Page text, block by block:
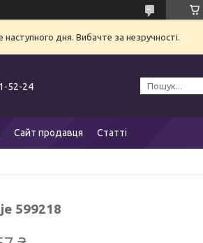
дня. Вибачте за незручності.
52-24
Сайт продавця Статті
599218